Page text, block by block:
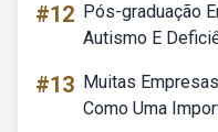
#12 Pós-graduação
Autismo E
#13 Muitas
Como Uma